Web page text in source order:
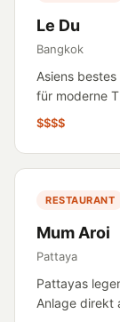
Le Du
Bangkok
Asiens
für moderne
$$$$
RESTAURANT
Mum Aroi
Pattaya
Pattayas
Anlage direkt